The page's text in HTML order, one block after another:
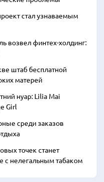
стал узнаваемым
возвел финтех-холдинг:
штаб бесплатной
матерей
нуар: Lilia Mai
Girl
среди заказов
точек станет
нелегальным табаком